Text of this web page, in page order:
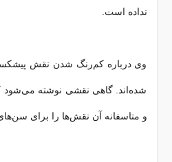
نداده است.
وی درباره کم‌رنگ شدن نقش
شده‌اند. گاهی نقشی نوشته می‌شود
و متاسفانه آن نقش‌ها را برای سن‌های